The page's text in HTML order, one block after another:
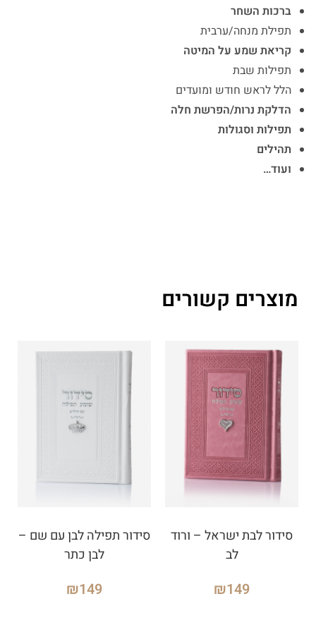
ברכות השחר
תפילת מנחה/ערבית
קריאת שמע על המיטה
תפילות שבת
הלל לראש חודש ומועדים
הדלקת נרות/הפרשת חלה
תפילות וסגולות
תהילים
ועוד…
מוצרים קשורים
סידור לבת ישראל – ורוד
לב
₪149
סידור תפילה לבן עם שם –
לבן כתר
₪149